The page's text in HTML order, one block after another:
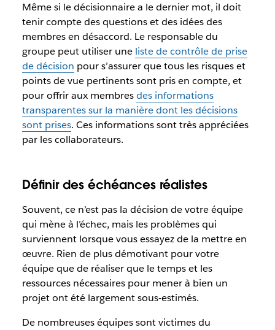
Même si le décisionnaire a le dernier mot, il doit
tenir compte des questions et des idées des
membres en désaccord. Le responsable du
groupe peut utiliser une liste de contrôle de prise
de décision pour s’assurer que tous les risques et
points de vue pertinents sont pris en compte, et
pour offrir aux membresdes informations
transparentes sur la manière dont les décisions
sont prises. Ces informations sont très appréciées
par les collaborateurs.
Définir des échéances réalistes
Souvent, ce n’est pas la décision de votre équipe
qui mène à l’échec, mais les problèmes qui
surviennent lorsque vous essayez de la mettre en
œuvre. Rien de plus démotivant pour votre
équipe que de réaliser que le temps et les
ressources nécessaires pour mener à bien un
projet ont été largement sous-estimés.
De nombreuses équipes sont victimes du